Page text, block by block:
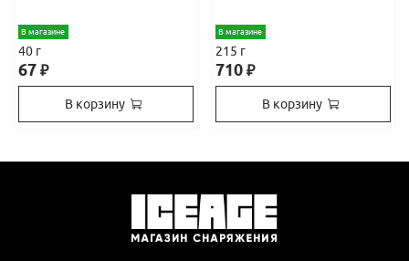
В магазине
40 г
67₽
В корзину
В магазине
215 г
710₽
В корзину